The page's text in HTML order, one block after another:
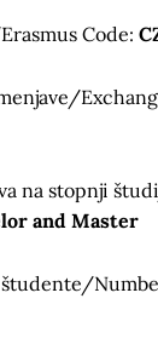
Code:
na stopnji
and Master
študente/